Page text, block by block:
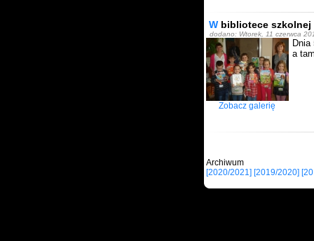
W bibliotece szkolnej
dodano: Wtorek, 11 czerwca
Zobacz galerię
a
[2020/2021] [2019/2020]